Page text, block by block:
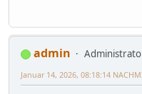
admin
Januar 14, 2026, 08:18:14